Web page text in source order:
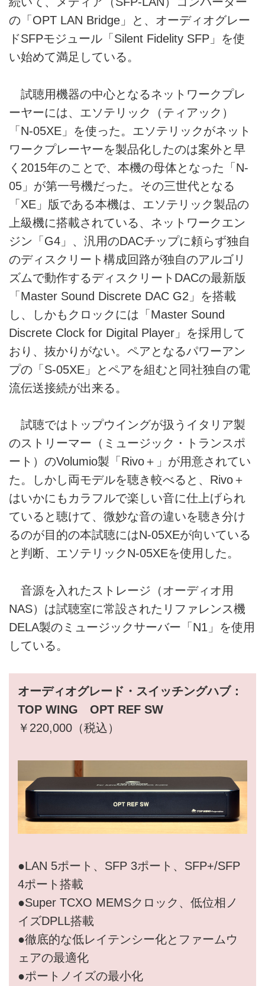
の「OPT LAN Bridge」と、オーディオグレー
ドSFPモジュール「Silent Fidelity SFP」を使
い始めて満足している。
試聴用機器の中心となるネットワークプレ
ーヤーには、エソテリック（ティアック）
「N-05XE」を使った。エソテリックがネット
ワークプレーヤーを製品化したのは案外と早
く2015年のことで、本機の母体となった「N-
05」が第一号機だった。その三世代となる
「XE」版である本機は、エソテリック製品の
上級機に搭載されている、ネットワークエン
ジン「G4」、汎用のDACチップに頼らず独自
のディスクリート構成回路が独自のアルゴリ
ズムで動作するディスクリートDACの最新版
「Master Sound Discrete DAC G2」を搭載
し、しかもクロックには「Master Sound
Discrete Clock for Digital Player」を採用して
おり、抜かりがない。ペアとなるパワーアン
プの「S-05XE」とペアを組むと同社独自の電
流伝送接続が出来る。
試聴ではトップウイングが扱うイタリア製
のストリーマー（ミュージック・トランスポ
ート）のVolumio製「Rivo＋」が用意されてい
た。しかし両モデルを聴き較べると、Rivo＋
はいかにもカラフルで楽しい音に仕上げられ
ていると聴けて、微妙な音の違いを聴き分け
るのが目的の本試聴にはN-05XEが向いている
と判断、エソテリックN-05XEを使用した。
音源を入れたストレージ（オーディオ用
NAS）は試聴室に常設されたリファレンス機
DELA製のミュージックサーバー「N1」を使用
している。
オーディオグレード・スイッチングハブ：
TOP WING OPT REF SW
￥220,000（税込）
●LAN 5ポート、SFP 3ポート、SFP+/SFP
4ポート搭載
●Super TCXO MEMSクロック、低位相ノ
イズDPLL搭載
●徹底的な低レイテンシー化とファームウ
ェアの最適化
●ポートノイズの最小化